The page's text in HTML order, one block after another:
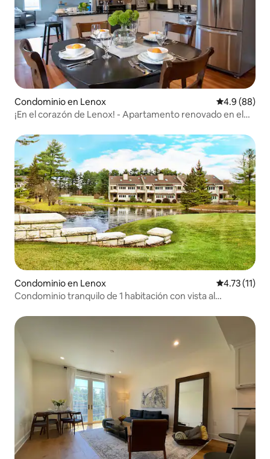
Condominio en Lenox Calificación
4.9 (88)
¡En el corazón de Lenox! - Apartamento renovado en el
Condominio en Lenox Calificación
4.73 (11)
Condominio tranquilo de 1 habitación con vista al